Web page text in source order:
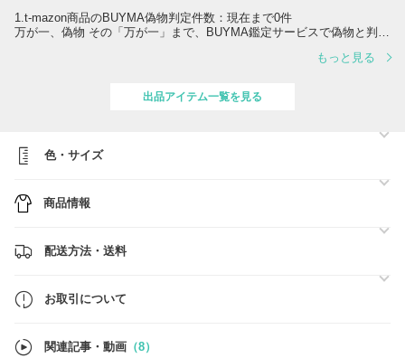
1.t-mazon商品のBUYMA偽物判定件数：現在まで0件
万が一、偽物 その「万が一」まで、BUYMA鑑定サービスで偽物と判定
2. 購入証明が可能です。
信頼できる場所でのみ買付け：大手百貨店（オンライン含む）や正規取
- レシート(またはインボイス)をご希望の場合は画像にて送付させてい
ただきます。
- カート画面内の「ご要望・ご相談欄」に「レシート希望」とご記入く
3.衣類をご購入の際、性別・身長・体重を教えていただければサイズの
4. ラッピングサービス行っておりません。
※商品の配送方法(各商品ページ 参照) : T-特別便または韓国郵便局"
ご購入された場合、日本の通関時に廃棄され、その際パーソナルシャッ
もっと見る
出品アイテム一覧を見る
色・サイズ
商品情報
配送方法・送料
お取引について
関連記事・動画 （8）